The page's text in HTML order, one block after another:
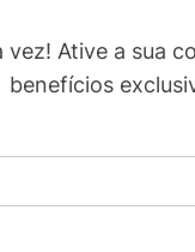
vez! Ative a sua
benefícios